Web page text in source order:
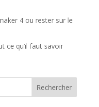
4 ou rester sur le
ce qu’il faut savoir